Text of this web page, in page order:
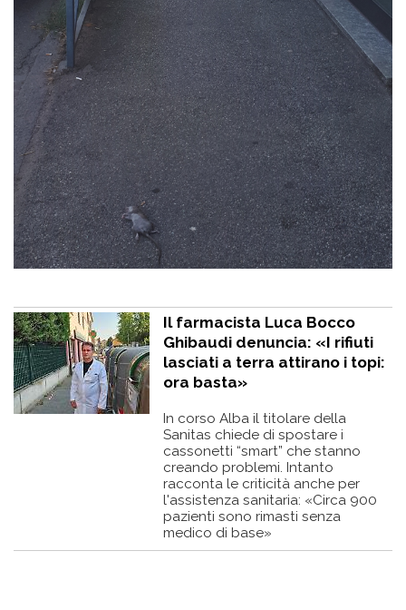
Il farmacista Luca Bocco
Ghibaudi denuncia: «I rifiuti
lasciati a terra attirano i topi:
ora basta»
In corso Alba il titolare della
Sanitas chiede di spostare i
cassonetti “smart” che stanno
creando problemi. Intanto
racconta le criticità anche per
l'assistenza sanitaria: «Circa 900
pazienti sono rimasti senza
medico di base»